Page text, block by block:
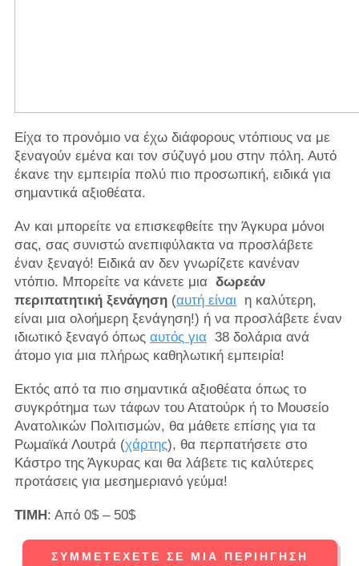
Είχα το προνόμιο να έχω διάφορους ντόπιους να με
ξεναγούν εμένα και τον σύζυγό μου στην πόλη. Αυτό
έκανε την εμπειρία πολύ πιο προσωπική, ειδικά για
σημαντικά αξιοθέατα.
Αν και μπορείτε να επισκεφθείτε την Άγκυρα μόνοι
σας, σας συνιστώ ανεπιφύλακτα να προσλάβετε
έναν ξεναγό! Ειδικά αν δεν γνωρίζετε κανέναν
ντόπιο. Μπορείτε να κάνετε μια δωρεάν
περιπατητική ξενάγηση(αυτή είναι η καλύτερη,
είναι μια ολοήμερη ξενάγηση!) ή να προσλάβετε έναν
ιδιωτικό ξεναγό όπως αυτός για38 δολάρια ανά
άτομο για μια πλήρως καθηλωτική εμπειρία!
Εκτός από τα πιο σημαντικά αξιοθέατα όπως το
συγκρότημα των τάφων του Ατατούρκ ή το Μουσείο
Ανατολικών Πολιτισμών, θα μάθετε επίσης για τα
Ρωμαϊκά Λουτρά (χάρτης), θα περπατήσετε στο
Κάστρο της Άγκυρας και θα λάβετε τις καλύτερες
προτάσεις για μεσημεριανό γεύμα!
ΤΙΜΗ: Από 0$ – 50$
ΣΥΜΜΕΤΈΧΕΤΕ ΣΕ ΜΙΑ ΠΕΡΙΉΓΗΣΗ